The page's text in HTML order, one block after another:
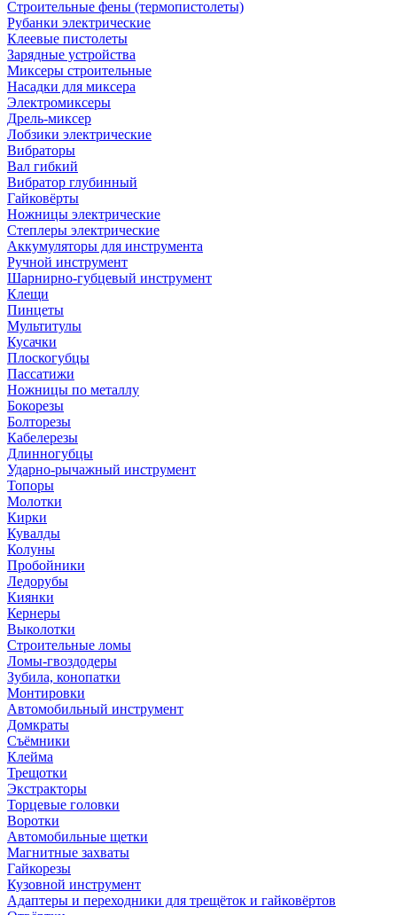
Строительные фены (термопистолеты)
Рубанки электрические
Клеевые пистолеты
Зарядные устройства
Миксеры строительные
Насадки для миксера
Электромиксеры
Дрель-миксер
Лобзики электрические
Вибраторы
Вал гибкий
Вибратор глубинный
Гайковёрты
Ножницы электрические
Степлеры электрические
Аккумуляторы для инструмента
Ручной инструмент
Шарнирно-губцевый инструмент
Клещи
Пинцеты
Мультитулы
Кусачки
Плоскогубцы
Пассатижи
Ножницы по металлу
Бокорезы
Болторезы
Кабелерезы
Длинногубцы
Ударно-рычажный инструмент
Топоры
Молотки
Кирки
Кувалды
Колуны
Пробойники
Ледорубы
Киянки
Кернеры
Выколотки
Строительные ломы
Ломы-гвоздодеры
Зубила, конопатки
Монтировки
Автомобильный инструмент
Домкраты
Съёмники
Клейма
Трещотки
Экстракторы
Торцевые головки
Воротки
Автомобильные щетки
Магнитные захваты
Гайкорезы
Кузовной инструмент
Адаптеры и переходники для трещёток и гайковёртов